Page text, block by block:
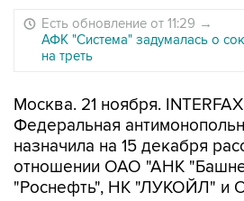
Есть обновление от 11:29 →
АФК "Система" задумалась о
на треть
Москва. 21 ноября.
Федеральная
назначила на 15 декабря
отношении ОАО "АНК
"Роснефть", НК "ЛУКОЙЛ"